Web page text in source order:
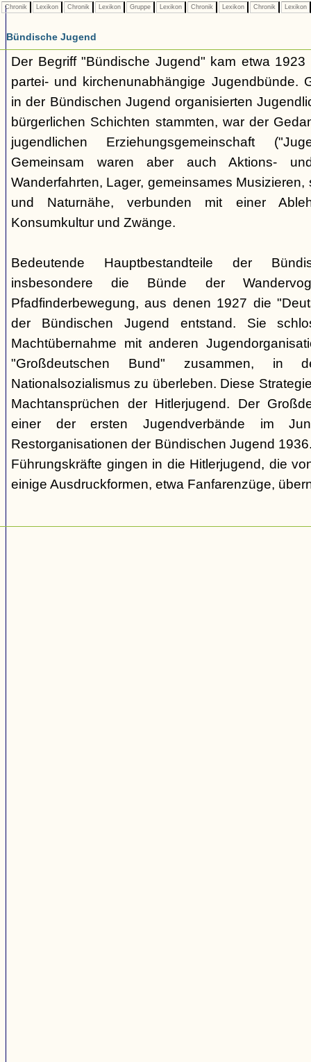
Chronik Lexikon Chronik Lexikon Gruppe Lexikon Chronik Lexikon Chronik Lexikon
Bündische Jugend
Der Begriff "Bündische Jugend" kam etwa
partei- und kirchenunabhängige Jugendbünde.
in der Bündischen Jugend organisierten
bürgerlichen Schichten stammten, war der
jugendlichen Erziehungsgemeinschaft
Gemeinsam waren aber auch Aktions-
Wanderfahrten, Lager, gemeinsames
und Naturnähe, verbunden mit einer
Konsumkultur und Zwänge.
Bedeutende Hauptbestandteile der
insbesondere die Bünde der
Pfadfinderbewegung, aus denen 1927 die
der Bündischen Jugend entstand. Sie
Machtübernahme mit anderen
"Großdeutschen Bund" zusammen,
Nationalsozialismus zu überleben. Diese
Machtansprüchen der Hitlerjugend. Der
einer der ersten Jugendverbände im
Restorganisationen der Bündischen Jugend
Führungskräfte gingen in die Hitlerjugend, die
einige Ausdruckformen, etwa Fanfarenzüge,